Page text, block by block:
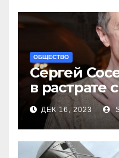
ОБЩЕСТВО
Сергей
в растрате
меня
ДЕК 16, 2023